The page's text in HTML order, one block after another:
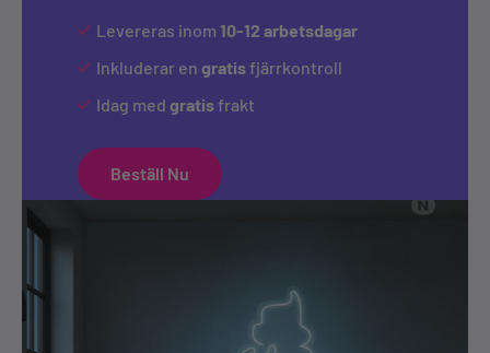
Levereras inom 10-12 arbetsdagar
Inkluderar en gratisfjärrkontroll
Idag med gratisfrakt
Beställ Nu